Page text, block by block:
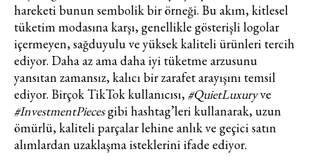
Turkuvaz Haberleşme ve Yayıncılık
A.Ş. tarafından
https://vogue.com.tr/ internet sitesi
üzerinden sunulan ürün ve
hizmetlere ilişkin reklam, tanıtım,
pazarlama ve kutlama/ temenni
amaçlı her türlü e-bülten/ ticari
elektronik ileti gönderiminin e-posta
hareketi bunun sembolik bir örneği. Bu akım, kitlesel
tüketim modasına karşı, genellikle gösterişli logolar
içermeyen, sağduyulu ve yüksek kaliteli ürünleri tercih
ediyor. Daha az ama daha iyi tüketme arzusunu
yansıtan zamansız, kalıcı bir zarafet arayışını temsil
ediyor. Birçok TikTok kullanıcısı, #QuietLuxuryve
#InvestmentPiecesgibi hashtag’leri kullanarak, uzun
ömürlü, kaliteli parçalar lehine anlık ve geçici satın
alımlardan uzaklaşma isteklerini ifade ediyor.